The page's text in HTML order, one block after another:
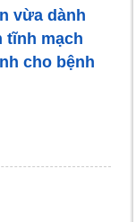
vừa dành
tĩnh mạch
cho bệnh